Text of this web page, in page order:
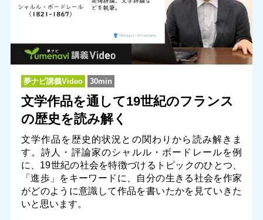
夢ナビ講義Video 30min
文学作品を通して19世紀のフランス
の歴史を読み解く
文学作品を歴史的状況との関わりから読み解きま
す。詩人・評論家のシャルル・ボードレールを例
に、19世紀の社会を特徴づけるトピックのひとつ、
「進歩」をキーワードに、自分の生きる社会を作家
がどのように意識して作品を書いたかを見ていきた
いと思います。